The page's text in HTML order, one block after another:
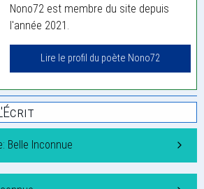
Nono72 est membre du site depuis
l'année 2021.
Lire le profil du poète Nono72
Belle Inconnue